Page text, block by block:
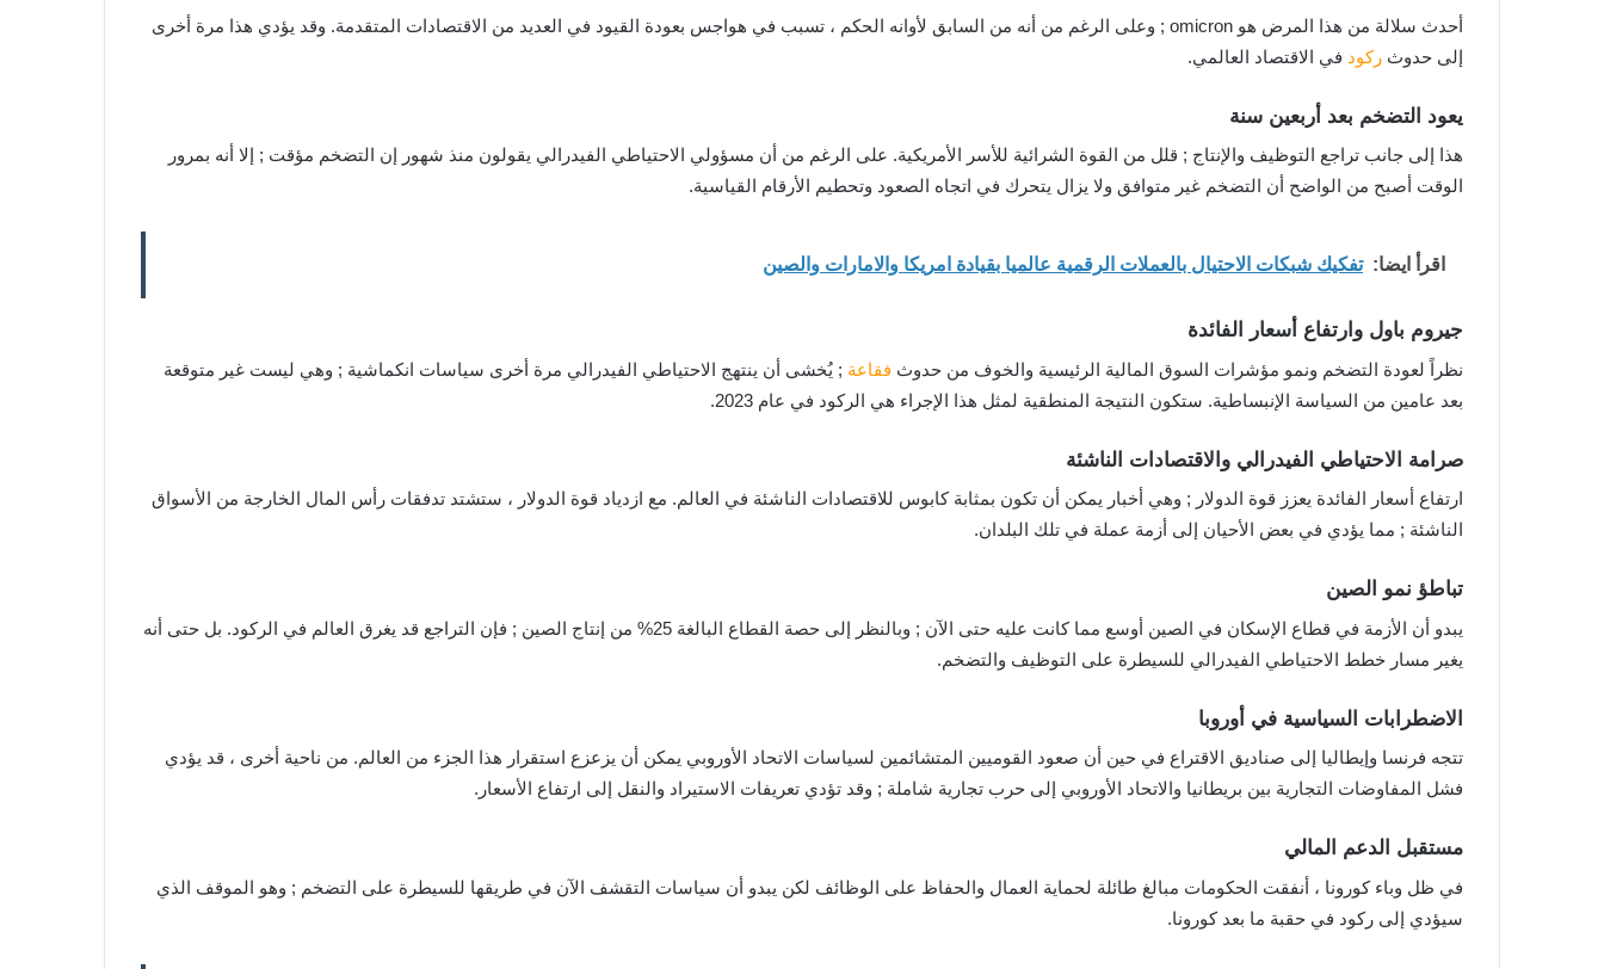
أحدث سلالة من هذا المرض هو omicron ; وعلى الرغم من أنه من السابق لأوانه الحکم ، تسبب في هواجس بعودة القيود في العديد من الاقتصادات المتقدمة. وقد يؤدي هذا مرة أخرى
إلى حدوث ركود في الاقتصاد العالمي.
يعود التضخم بعد أربعين سنة
هذا إلى جانب تراجع التوظيف والإنتاج ; قلل من القوة الشرائية للأسر الأمريكية. على الرغم من أن مسؤولي الاحتياطي الفيدرالي يقولون منذ شهور إن التضخم مؤقت ; إلا أنه بمرور
الوقت أصبح من الواضح أن التضخم غير متوافق ولا يزال يتحرك في اتجاه الصعود وتحطيم الأرقام القياسية.
اقرأ ايضا: تفكيك شبكات الاحتيال بالعملات الرقمية عالميا بقيادة امريكا والامارات والصين
جيروم باول وارتفاع أسعار الفائدة
نظراً لعودة التضخم ونمو مؤشرات السوق المالية الرئيسية والخوف من حدوث فقاعة ; يُخشى أن ينتهج الاحتياطي الفيدرالي مرة أخرى سياسات انكماشية ; وهي ليست غير متوقعة
بعد عامين من السياسة الإنبساطية. ستكون النتيجة المنطقية لمثل هذا الإجراء هي الركود في عام 2023.
صرامة الاحتياطي الفيدرالي والاقتصادات الناشئة
ارتفاع أسعار الفائدة يعزز قوة الدولار ; وهي أخبار يمكن أن تكون بمثابة كابوس للاقتصادات الناشئة في العالم. مع ازدياد قوة الدولار ، ستشتد تدفقات رأس المال الخارجة من الأسواق
الناشئة ; مما يؤدي في بعض الأحيان إلى أزمة عملة في تلك البلدان.
تباطؤ نمو الصين
يبدو أن الأزمة في قطاع الإسكان في الصين أوسع مما كانت عليه حتى الآن ; وبالنظر إلى حصة القطاع البالغة 25% من إنتاج الصين ; فإن التراجع قد يغرق العالم في الركود. بل حتى أنه
يغير مسار خطط الاحتياطي الفيدرالي للسيطرة على التوظيف والتضخم.
الاضطرابات السياسية في أوروبا
تتجه فرنسا وإيطاليا إلى صناديق الاقتراع في حين أن صعود القوميين المتشائمين لسياسات الاتحاد الأوروبي يمكن أن يزعزع استقرار هذا الجزء من العالم. من ناحية أخرى ، قد يؤدي
فشل المفاوضات التجارية بين بريطانيا والاتحاد الأوروبي إلى حرب تجارية شاملة ; وقد تؤدي تعريفات الاستيراد والنقل إلى ارتفاع الأسعار.
مستقبل الدعم المالي
في ظل وباء كورونا ، أنفقت الحكومات مبالغ طائلة لحماية العمال والحفاظ على الوظائف لكن يبدو أن سياسات التقشف الآن في طريقها للسيطرة على التضخم ; وهو الموقف الذي
سيؤدي إلى ركود في حقبة ما بعد كورونا.